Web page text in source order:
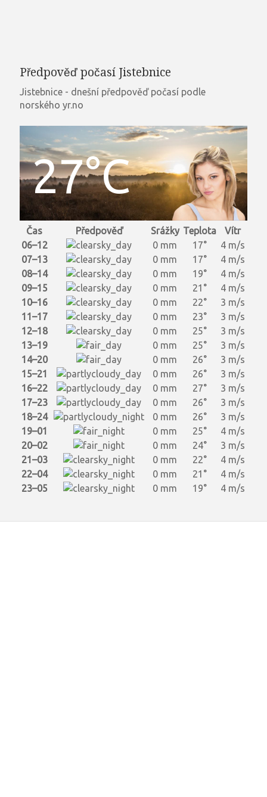
Předpověď počasí Jistebnice
Jistebnice - dnešní předpověď počasí podle
norského yr.no
27°C
Čas Předpověď Srážky Teplota
Vítr
06–12
0 mm 17°
4 m/s
07–13
0 mm 17°
4 m/s
08–14
0 mm 19°
4 m/s
09–15
0 mm 21°
4 m/s
10–16
0 mm 22°
3 m/s
11–17
0 mm 23°
3 m/s
12–18
0 mm 25°
3 m/s
13–19
0 mm 25°
3 m/s
14–20
0 mm 26°
3 m/s
15–21
0 mm 26°
3 m/s
16–22
0 mm 27°
3 m/s
17–23
0 mm 26°
3 m/s
18–24
0 mm 26°
3 m/s
19–01
0 mm 25°
4 m/s
20–02
0 mm 24°
3 m/s
21–03
0 mm 22°
4 m/s
22–04
0 mm 21°
4 m/s
23–05
0 mm 19° 4 m/s